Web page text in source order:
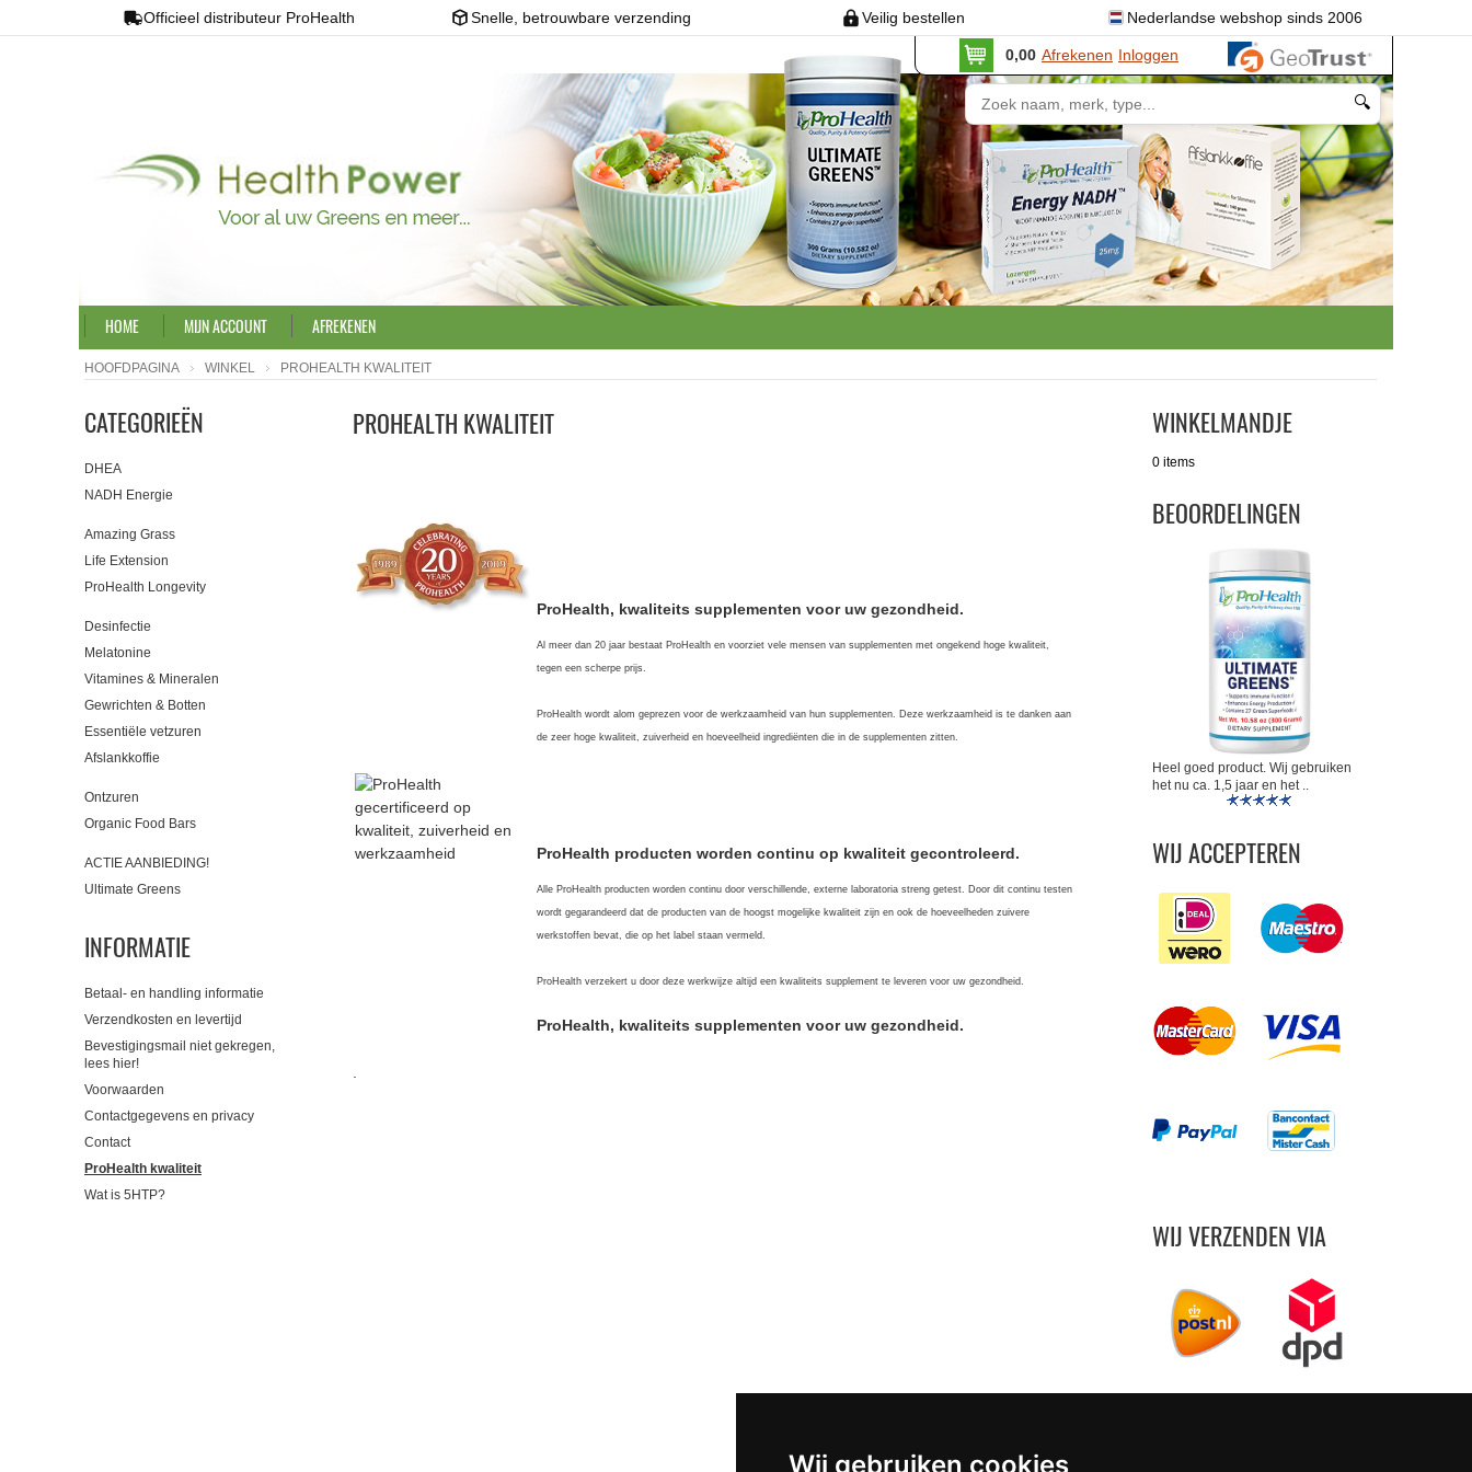
Wij gebruiken cookies
Officieel distributeur ProHealth Snelle, betrouwbare verzending Veilig bestellen Nederlandse webshop sinds 2006
0,00 Afrekenen Inloggen
🔍
HOME MIJN ACCOUNT AFREKENEN
HOOFDPAGINA WINKEL PROHEALTH KWALITEIT
CATEGORIEËN
DHEA
NADH Energie
Amazing Grass
Life Extension
ProHealth Longevity
Desinfectie
Melatonine
Vitamines & Mineralen
Gewrichten & Botten
Essentiële vetzuren
Afslankkoffie
Ontzuren
Organic Food Bars
ACTIE AANBIEDING!
Ultimate Greens
INFORMATIE
Betaal- en handling informatie
Verzendkosten en levertijd
Bevestigingsmail niet gekregen,
lees hier!
Voorwaarden
Contactgegevens en privacy
Contact
ProHealth kwaliteit
Wat is 5HTP?
PROHEALTH KWALITEIT
ProHealth, kwaliteits supplementen voor uw gezondheid.
Al meer dan 20 jaar bestaat ProHealth en voorziet vele mensen van supplementen met ongekend hoge kwaliteit,
tegen een scherpe prijs.
ProHealth wordt alom geprezen voor de werkzaamheid van hun supplementen. Deze werkzaamheid is te danken aan
de zeer hoge kwaliteit, zuiverheid en hoeveelheid ingrediënten die in de supplementen zitten.
ProHealth producten worden continu op kwaliteit gecontroleerd.
Alle ProHealth producten worden continu door verschillende, externe laboratoria streng getest. Door dit continu testen
wordt gegarandeerd dat de producten van de hoogst mogelijke kwaliteit zijn en ook de hoeveelheden zuivere
werkstoffen bevat, die op het label staan vermeld.
ProHealth verzekert u door deze werkwijze altijd een kwaliteits supplement te leveren voor uw gezondheid.
ProHealth, kwaliteits supplementen voor uw gezondheid.
WINKELMANDJE
0 items
BEOORDELINGEN
Heel goed product. Wij gebruiken
het nu ca. 1,5 jaar en het ..
WIJ ACCEPTEREN
WIJ VERZENDEN VIA